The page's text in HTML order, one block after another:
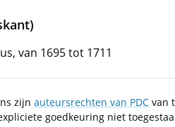
van 1695 tot 1711
zijn auteursrechten van PDC van
goedkeuring niet